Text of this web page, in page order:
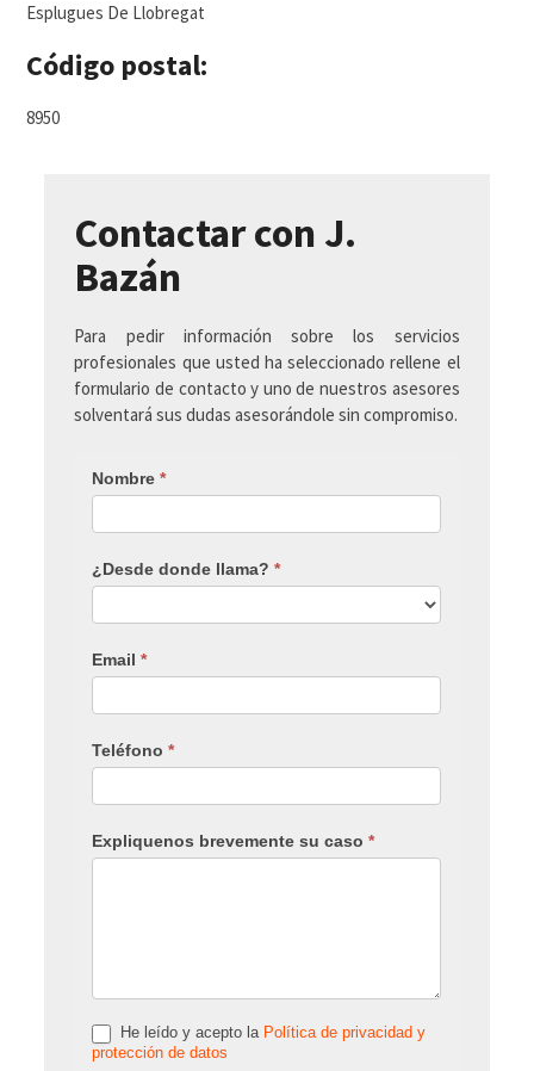
Esplugues De Llobregat
Código postal:
8950
Contactar con J.
Bazán
Para pedir información sobre los servicios
profesionales que usted ha seleccionado rellene el
formulario de contacto y uno de nuestros asesores
solventará sus dudas asesorándole sin compromiso.
Nombre*
¿Desde donde llama?*
Email*
Teléfono*
Expliquenos brevemente su caso*
He leído y acepto la Política de privacidad y
protección de datos